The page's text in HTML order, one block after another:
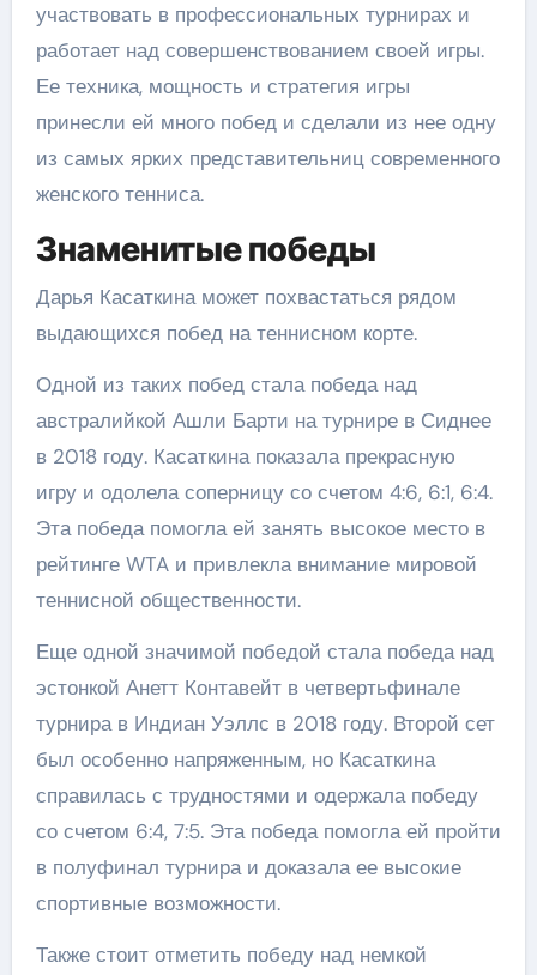
участвовать в профессиональных турнирах и
работает над совершенствованием своей игры.
Ее техника, мощность и стратегия игры
принесли ей много побед и сделали из нее одну
из самых ярких представительниц современного
женского тенниса.
Знаменитые победы
Дарья Касаткина может похвастаться рядом
выдающихся побед на теннисном корте.
Одной из таких побед стала победа над
австралийкой Ашли Барти на турнире в Сиднее
в 2018 году. Касаткина показала прекрасную
игру и одолела соперницу со счетом 4:6, 6:1, 6:4.
Эта победа помогла ей занять высокое место в
рейтинге WTA и привлекла внимание мировой
теннисной общественности.
Еще одной значимой победой стала победа над
эстонкой Анетт Контавейт в четвертьфинале
турнира в Индиан Уэллс в 2018 году. Второй сет
был особенно напряженным, но Касаткина
справилась с трудностями и одержала победу
со счетом 6:4, 7:5. Эта победа помогла ей пройти
в полуфинал турнира и доказала ее высокие
спортивные возможности.
Также стоит отметить победу над немкой